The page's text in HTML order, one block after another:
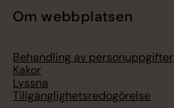
Om webbplatsen
Behandling av personuppgifter
Kakor
Lyssna
Tillgänglighetsredogörelse